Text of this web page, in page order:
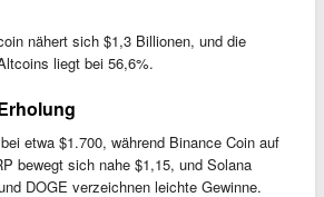
nähert sich $1,3 Billionen, und die
liegt bei 56,6%.
etwa $1.700, während Binance Coin auf
bewegt sich nahe $1,15, und Solana
DOGE verzeichnen leichte Gewinne.